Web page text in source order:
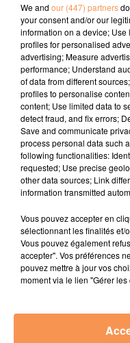
Publié : 22 octobre
Océane Lovigny
À LA UNE
Gagnez
Gagnez
Mystic
We and our (447) partners
your consent and/or our
information on a device;
profiles for personalised
advertising; Measure
performance; Understand
of data from different
profiles to personalise
content; Use limited data to
detect fraud, and fix errors;
Save and communicate
process personal data such
following functionalities:
requested; Use precise
other data sources; Link
information transmitted
Vous pouvez accepter en
sélectionnant les finalités et/
Vous pouvez également
accepter". Vos préférences
pouvez mettre à jour vos
moment via le lien "Gérer